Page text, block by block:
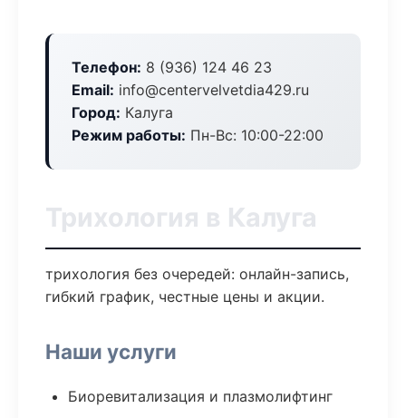
Телефон: 8 (936) 124 46 23
Email: info@centervelvetdia429.ru
Город: Калуга
Режим работы: Пн-Вс: 10:00-22:00
Трихология в Калуга
трихология без очередей: онлайн-запись,
гибкий график, честные цены и акции.
Наши услуги
Биоревитализация и плазмолифтинг